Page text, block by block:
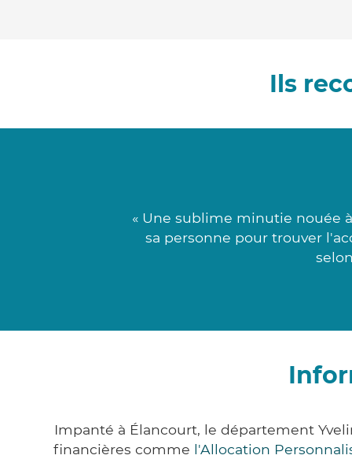
Ils
« Une sublime minutie nouée
sa personne pour trouver
Impanté à Élancourt, le département
financières comme l'Allocation